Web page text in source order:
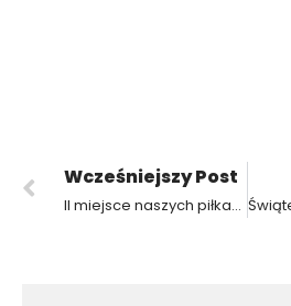
Wcześniejszy Post
II miejsce naszych piłkarzy w powiecie krotoszyńskim !!!! Brawo !!!